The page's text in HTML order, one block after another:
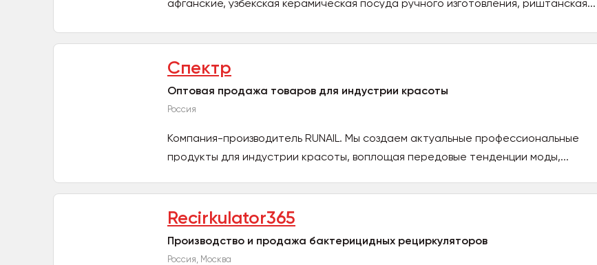
афганские, узбекская керамическая посуда ручного изготовления, риштанская...
Спектр
Оптовая продажа товаров для индустрии красоты
Россия
Компания-производитель RUNAIL. Мы создаем актуальные профессиональные
продукты для индустрии красоты, воплощая передовые тенденции моды,...
Recirkulator365
Производство и продажа бактерицидных рециркуляторов
Россия, Москва